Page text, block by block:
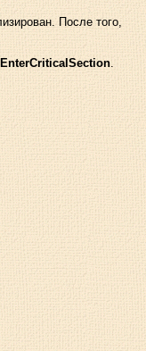
После того,
EnterCriticalSection